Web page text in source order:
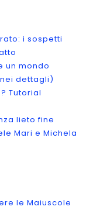
i sospetti
un mondo
dettagli)
Tutorial
lieto fine
Mari e Michela
le Maiuscole